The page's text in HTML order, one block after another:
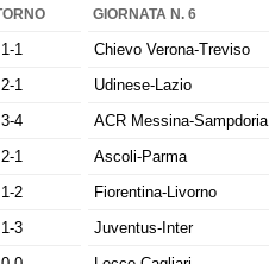
1-1
2-1
3-4
2-1
1-2
1-3
GIORNATA N. 6
Chievo Verona-Treviso
Udinese-Lazio
ACR Messina-Sampdoria
Ascoli-Parma
Fiorentina-Livorno
Juventus-Inter